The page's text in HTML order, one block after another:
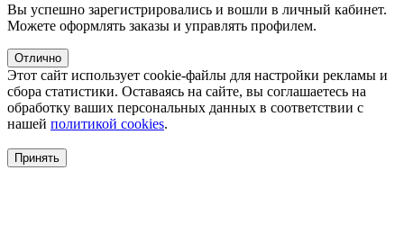
Вы успешно зарегистрировались и вошли в личный кабинет.
Можете оформлять заказы и управлять профилем.
Отлично
Этот сайт использует cookie-файлы для настройки рекламы и
сбора статистики. Оставаясь на сайте, вы соглашаетесь на
обработку ваших персональных данных в соответствии с
нашей политикой cookies.
Принять